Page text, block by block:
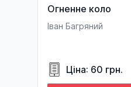
Огненне коло
Іван Багряний
Ціна: 60 грн.